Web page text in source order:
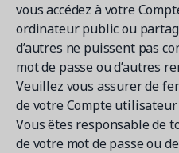
vous accédez à votre
ordinateur public ou
d’autres ne puissent pas
mot de passe ou d’autres
Veuillez vous assurer de
de votre Compte
Vous êtes responsable de
de votre mot de passe ou